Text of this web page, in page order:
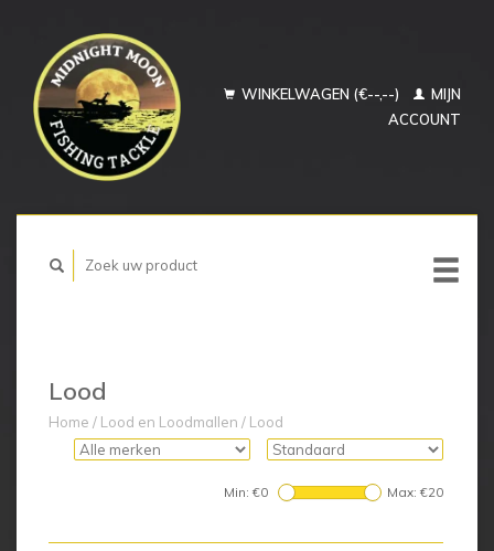
WINKELWAGEN (€--,--)
MIJN
ACCOUNT
Lood
Home / Lood en Loodmallen / Lood
Min: €0 Max: €20